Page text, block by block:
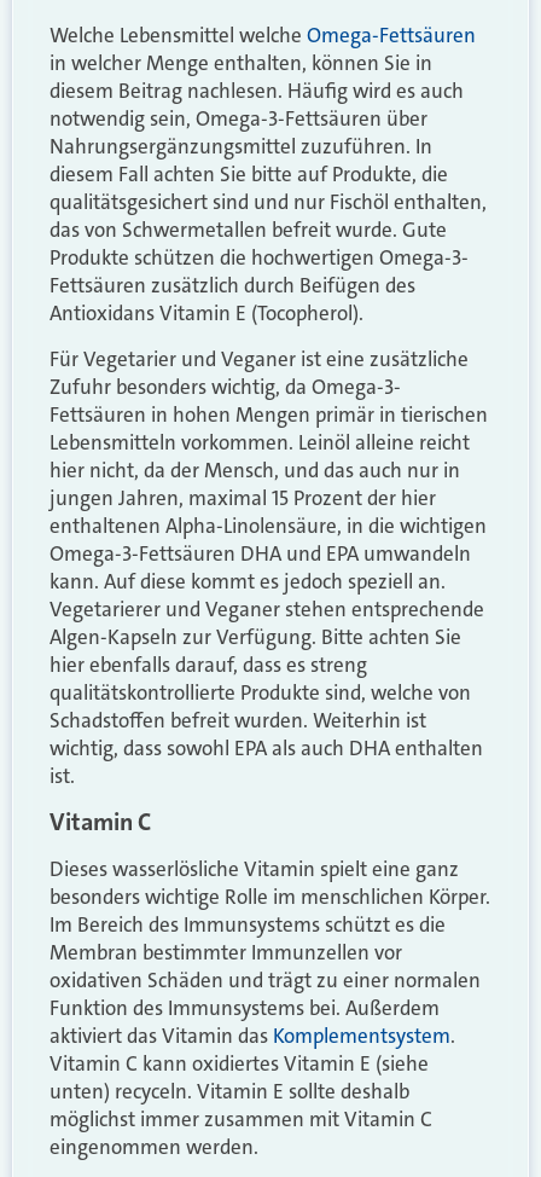
Welche Lebensmittel welche Omega-Fettsäuren
in welcher Menge enthalten, können Sie in
diesem Beitrag nachlesen. Häufig wird es auch
notwendig sein, Omega-3-Fettsäuren über
Nahrungsergänzungsmittel zuzuführen. In
diesem Fall achten Sie bitte auf Produkte, die
qualitätsgesichert sind und nur Fischöl enthalten,
das von Schwermetallen befreit wurde. Gute
Produkte schützen die hochwertigen Omega-3-
Fettsäuren zusätzlich durch Beifügen des
Antioxidans Vitamin E (Tocopherol).
Für Vegetarier und Veganer ist eine zusätzliche
Zufuhr besonders wichtig, da Omega-3-
Fettsäuren in hohen Mengen primär in tierischen
Lebensmitteln vorkommen. Leinöl alleine reicht
hier nicht, da der Mensch, und das auch nur in
jungen Jahren, maximal 15 Prozent der hier
enthaltenen Alpha-Linolensäure, in die wichtigen
Omega-3-Fettsäuren DHA und EPA umwandeln
kann. Auf diese kommt es jedoch speziell an.
Vegetarierer und Veganer stehen entsprechende
Algen-Kapseln zur Verfügung. Bitte achten Sie
hier ebenfalls darauf, dass es streng
qualitätskontrollierte Produkte sind, welche von
Schadstoffen befreit wurden. Weiterhin ist
wichtig, dass sowohl EPA als auch DHA enthalten
ist.
Vitamin C
Dieses wasserlösliche Vitamin spielt eine ganz
besonders wichtige Rolle im menschlichen Körper.
Im Bereich des Immunsystems schützt es die
Membran bestimmter Immunzellen vor
oxidativen Schäden und trägt zu einer normalen
Funktion des Immunsystems bei. Außerdem
aktiviert das Vitamin das Komplementsystem.
Vitamin C kann oxidiertes Vitamin E (siehe
unten) recyceln. Vitamin E sollte deshalb
möglichst immer zusammen mit Vitamin C
eingenommen werden.